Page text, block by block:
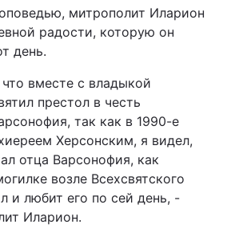
митрополит Иларион
радости, которую он
день.
вместе с владыкой
престол в честь
так как в 1990-е
Херсонским, я видел,
отца Варсонофия, как
возле Всехсвятского
и любит его по сей день, -
Иларион.